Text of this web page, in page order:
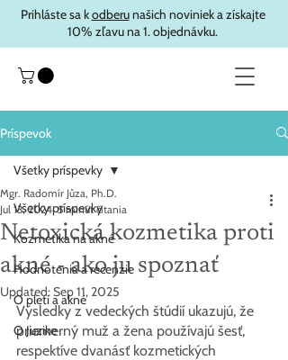
Prihláste sa kodberunašich noviniek a získajte
10% zľavu na 1. objednávku.
Príspevok
Všetky príspevky
Kozmetika na akné
Hodnotenia a recenzie
O pleti a akné
O Juzike
Všetky príspevky
Netoxická kozmetika proti
akné - ako ju spoznať
Mgr. Radomír Jůza, Ph.D.
Jul 13, 2024 5 minút čítania
Updated:Sep 11, 2025
Výsledky z vedeckých štúdií ukazujú, že
priemerný muž a žena používajú šesť,
respektíve dvanásť kozmetických